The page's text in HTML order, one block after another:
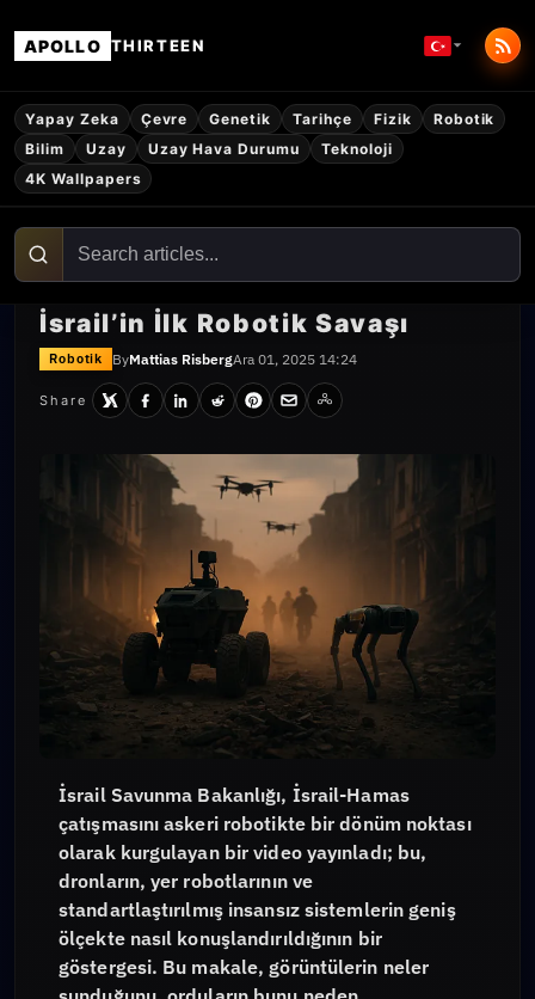
APOLLO THIRTEEN
Yapay Zeka Çevre Genetik Tarihçe Fizik
Robotik
Bilim
Uzay Uzay Hava Durumu
Teknoloji
4K Wallpapers
İsrail’in İlk Robotik Savaşı
Robotik ByMattias RisbergAra 01, 2025 14:24
Share
İsrail Savunma Bakanlığı, İsrail-Hamas
çatışmasını askeri robotikte bir dönüm noktası
olarak kurgulayan bir video yayınladı; bu,
dronların, yer robotlarının ve
standartlaştırılmış insansız sistemlerin geniş
ölçekte nasıl konuşlandırıldığının bir
göstergesi. Bu makale, görüntülerin neler